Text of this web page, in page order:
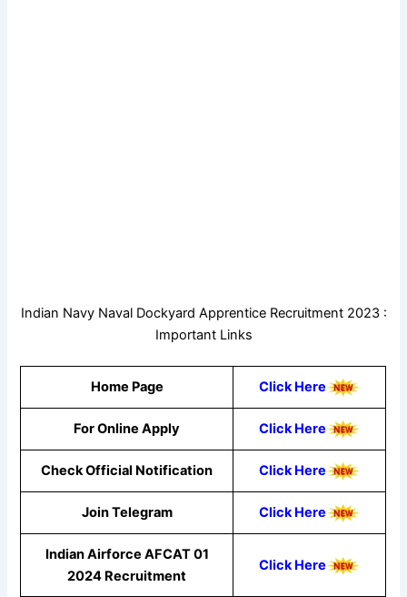
Indian Navy Naval Dockyard Apprentice Recruitment 2023 :
Important Links
Home Page Click Here
For Online Apply Click Here
Check Official Notification Click Here
Join Telegram Click Here
Indian Airforce AFCAT 01
2024 Recruitment
Click Here